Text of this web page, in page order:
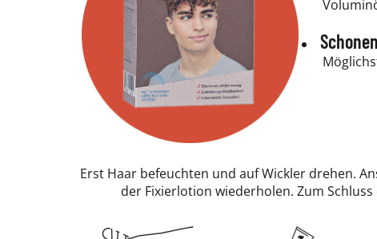
Erst Haar befeuchten und auf Wickler drehen.
der Fixierlotion wiederholen. Zum